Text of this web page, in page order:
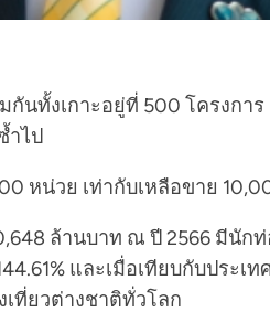
นทั้งเกาะอยู่ที่ 500 โครงก
ำไป
หน่วย เท่ากับเหลือขาย
ล้านบาท ณ ปี 2566 มีนักท่
และเมื่อเทียบกับประ
ที่ยวต่างชาติทั่วโลก